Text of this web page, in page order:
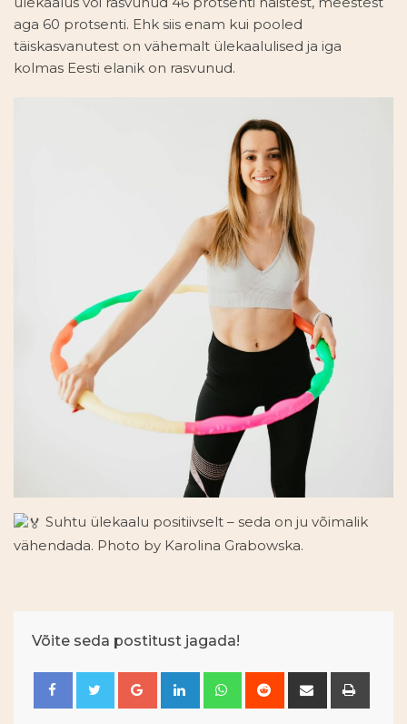
aga 60 protsenti. Ehk siis enam kui pooled
täiskasvanutest on vähemalt ülekaalulised ja iga
kolmas Eesti elanik on rasvunud.
Suhtu ülekaalu positiivselt – seda on ju võimalik
vähendada. Photo by Karolina Grabowska.
Võite seda postitust jagada!
Google+LinkedInWhatsapp
Reddit
Jaga